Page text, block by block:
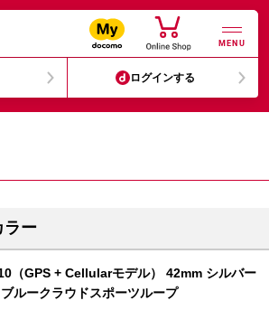
MENU
ログインする
ラー
（GPS + Cellularモデル） 42mm シルバー
ルークラウドスポーツループ